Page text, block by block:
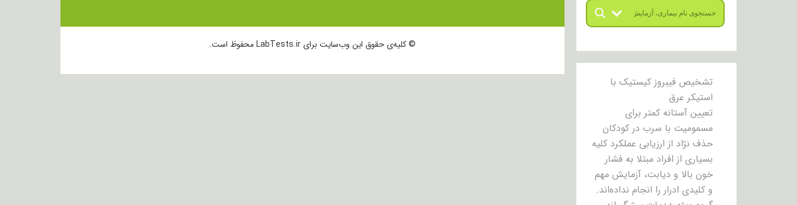
تشخیص فیبروز کیستیک با
استیکر عرق
تعیین آستانه کمتر برای
مسمومیت با سرب در کودکان
حذف نژاد از ارزیابی عملکرد کلیه
بسیاری از افراد مبتلا به فشار
خون بالا و دیابت، آزمایش مهم
و کلیدی ادرار را انجام نداده‌اند.
© کلیه‌ی حقوق این وب‌سایت برای LabTests.ir محفوظ است.